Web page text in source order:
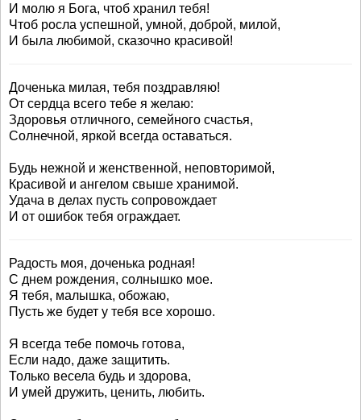
И молю я Бога, чтоб хранил тебя!
Чтоб росла успешной, умной, доброй, милой,
И была любимой, сказочно красивой!
Доченька милая, тебя поздравляю!
От сердца всего тебе я желаю:
Здоровья отличного, семейного счастья,
Солнечной, яркой всегда оставаться.
Будь нежной и женственной, неповторимой,
Красивой и ангелом свыше хранимой.
Удача в делах пусть сопровождает
И от ошибок тебя ограждает.
Радость моя, доченька родная!
С днем рождения, солнышко мое.
Я тебя, малышка, обожаю,
Пусть же будет у тебя все хорошо.
Я всегда тебе помочь готова,
Если надо, даже защитить.
Только весела будь и здорова,
И умей дружить, ценить, любить.